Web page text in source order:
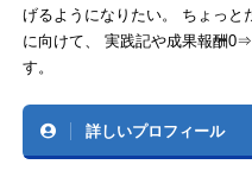
げるようになりたい。 ちょっと
に向けて、 実践記や成果報酬
す。
詳しいプロフィール